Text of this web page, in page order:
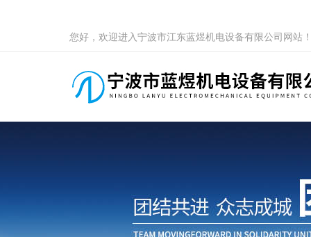
您好，欢迎进入宁波市江东蓝煜机电设备有限公司网站